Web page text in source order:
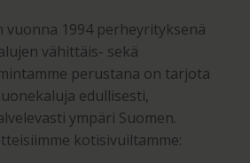
vuonna 1994 perheyrityksenä
vähittäis- sekä
perustana on tarjota
edullisesti,
ympäri Suomen.
kotisivuiltamme: